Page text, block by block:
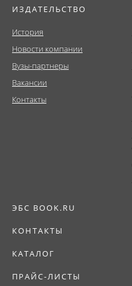
ИЗДАТЕЛЬСТВО
История
Новости компании
Вузы-партнеры
Вакансии
Контакты
ЭБС BOOK.RU
КОНТАКТЫ
КАТАЛОГ
ПРАЙС-ЛИСТЫ